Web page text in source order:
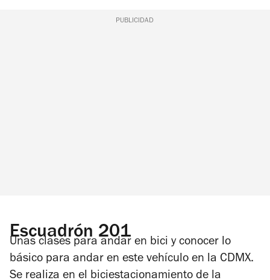
PUBLICIDAD
Escuadrón 201
Unas clases para andar en bici y conocer lo
básico para andar en este vehículo en la CDMX.
Se realiza en el biciestacionamiento de la